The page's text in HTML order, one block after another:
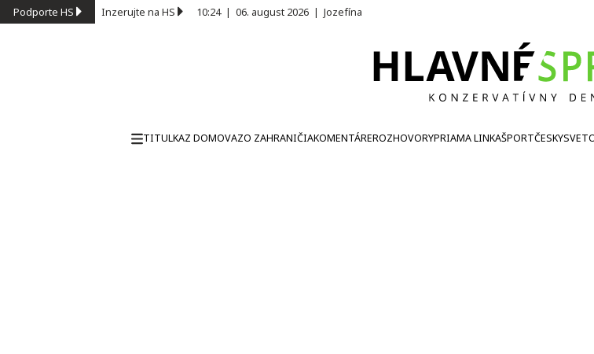
Podporte HS Inzerujte na HS 10:24| 06. august 2026 | Jozefína
TITULKAZ DOMOVAZO ZAHRANIČIAKOMENTÁREROZHOVORYPRIAMA LINKAŠPORTČESKY